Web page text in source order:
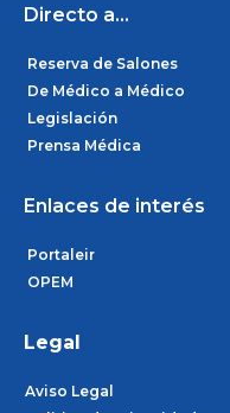
Directo a...
Reserva de Salones
De Médico a Médico
Legislación
Prensa Médica
Enlaces de interés
Portaleir
OPEM
Legal
Aviso Legal